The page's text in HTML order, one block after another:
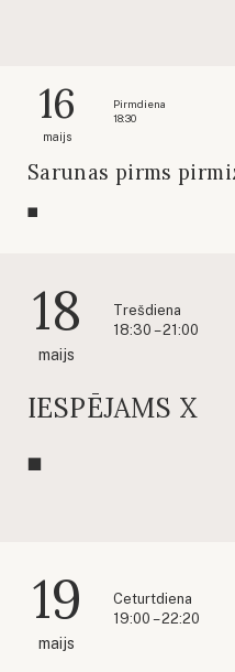
16
maijs
Pirmdiena
18:30
Sarunas pirms
18
maijs
Trešdiena
18:30 – 21:00
IESPĒJAMS X
19
maijs
Ceturtdiena
19:00 – 22:20